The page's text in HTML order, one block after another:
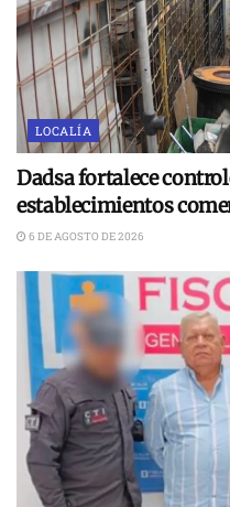
LOCALÍA
Dadsa fortalece
establecimientos
6 DE AGOSTO DE 2026